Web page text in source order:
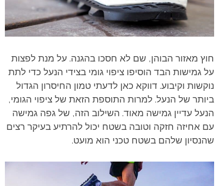
חוץ מאזור הבוהן, שם לא חסכו בהגנה. על מנת לפצות
על גמישות הבד הוסיפו ציפוי גומי בצידי הנעל כדי לתת
נוקשות וקיבוע. דווקא כאן לדעתי טמון החיסרון הגדול
ביותר של הנעל. למרות התוספת הזאת של ציפוי הגומי,
הנעל עדיין גמישה מאוד. השילוב הזה, של גפה גמישה
עם אחיזה חזקה וטובה בשטח יכול להרתיע בעיקר רצים
שהנסיון שלהם בשטח טכני הוא מועט.